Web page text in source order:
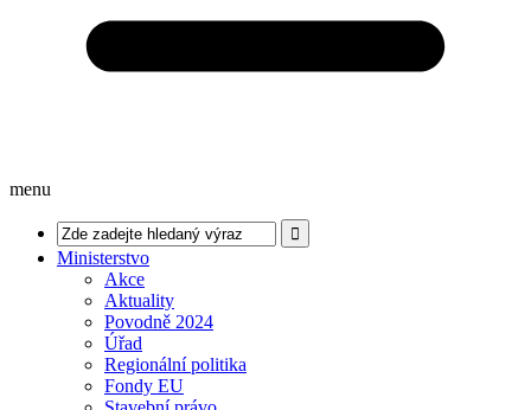
menu
Ministerstvo
Akce
Aktuality
Povodně 2024
Úřad
Regionální politika
Fondy EU